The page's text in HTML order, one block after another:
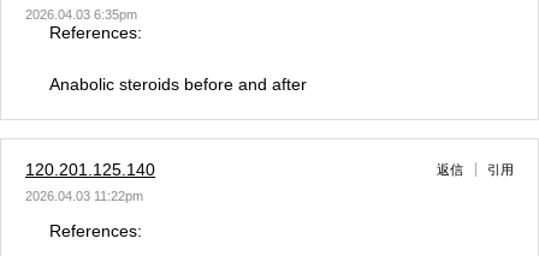
2026.04.03 6:35pm
References:
Anabolic steroids before and after
120.201.125.140
2026.04.03 11:22pm
返信 引用
References: